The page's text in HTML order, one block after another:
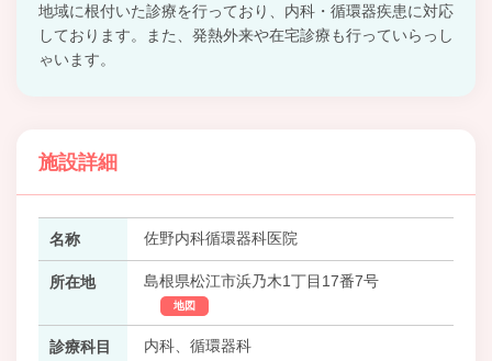
地域に根付いた診療を行っており、内科・循環器疾患に対応
しております。また、発熱外来や在宅診療も行っていらっし
ゃいます。
施設詳細
名称 佐野内科循環器科医院
所在地 島根県松江市浜乃木1丁目17番7号
地図
診療科目 内科、循環器科